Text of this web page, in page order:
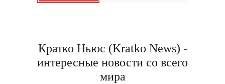
Кратко Ньюс (Kratko News) -
интересные новости со всего
мира